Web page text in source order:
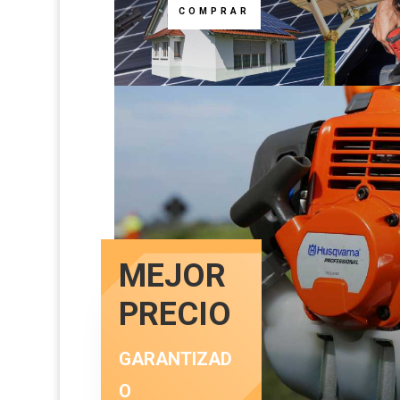
COMPRAR
MEJOR
PRECIO
GARANTIZAD
O